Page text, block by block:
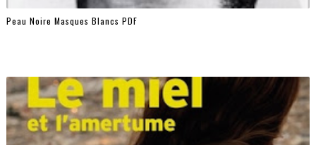
Peau Noire Masques Blancs PDF